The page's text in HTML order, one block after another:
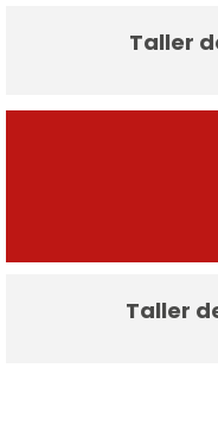
Taller
Taller